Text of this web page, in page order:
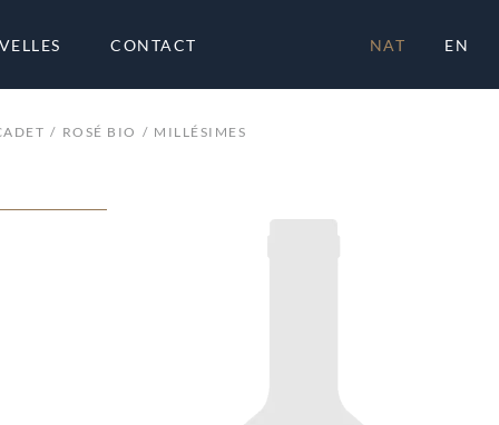
CONTACT NAT EN
ROSÉ BIO MILLÉSIMES